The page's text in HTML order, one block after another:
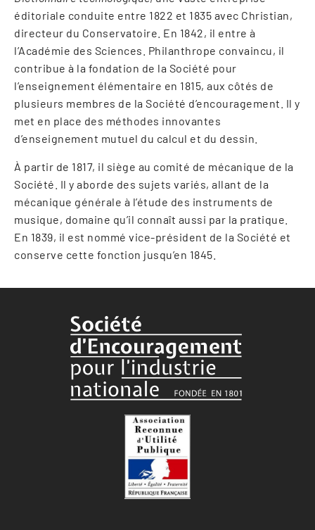
éditoriale conduite entre 1822 et 1835 avec Christian,
directeur du Conservatoire. En 1842, il entre à
l’Académie des Sciences. Philanthrope convaincu, il
contribue à la fondation de la Société pour
l’enseignement élémentaire en 1815, aux côtés de
plusieurs membres de la Société d’encouragement. Il y
met en place des méthodes innovantes
d’enseignement mutuel du calcul et du dessin.
À partir de 1817, il siège au comité de mécanique de la
Société. Il y aborde des sujets variés, allant de la
mécanique générale à l’étude des instruments de
musique, domaine qu’il connaît aussi par la pratique.
En 1839, il est nommé vice-président de la Société et
conserve cette fonction jusqu’en 1845.